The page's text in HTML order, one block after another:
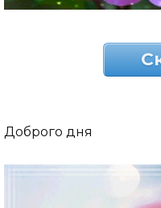
Доброго дня